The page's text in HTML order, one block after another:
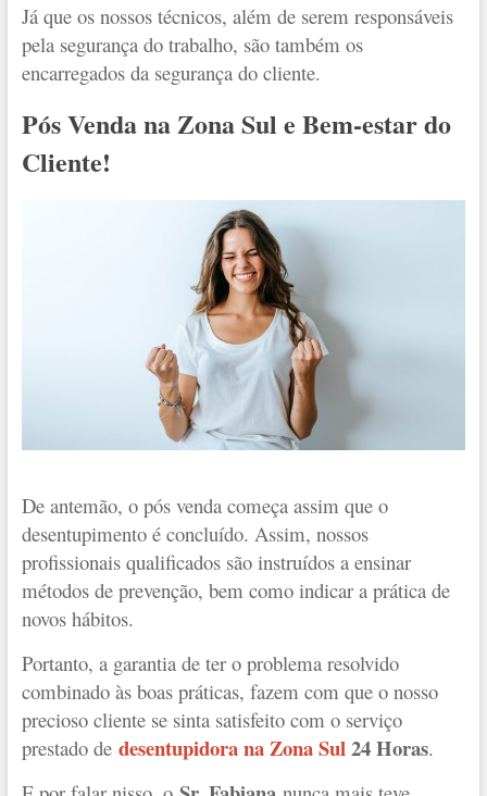
Já que os nossos técnicos, além de serem responsáveis
pela segurança do trabalho, são também os
encarregados da segurança do cliente.
Pós Venda na Zona Sul e Bem-estar do
Cliente!
De antemão, o pós venda começa assim que o
desentupimento é concluído. Assim, nossos
profissionais qualificados são instruídos a ensinar
métodos de prevenção, bem como indicar a prática de
novos hábitos.
Portanto, a garantia de ter o problema resolvido
combinado às boas práticas, fazem com que o nosso
precioso cliente se sinta satisfeito com o serviço
prestado de desentupidora na Zona Sul24 Horas.